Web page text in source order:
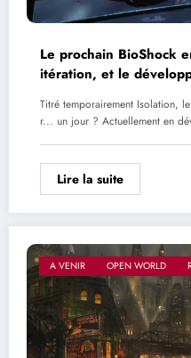
Le prochain BioShock
itération, et le
Titré temporairement Isolation,
r... un jour ? Actuellement en
Lire la suite
A VENIR OPEN WORLD